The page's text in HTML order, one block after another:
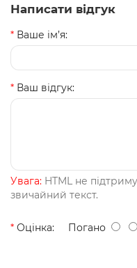
Написати відгук
Ваше ім’я:
Ваш відгук:
Увага: HTML не
звичайний текст.
Оцінка: Погано